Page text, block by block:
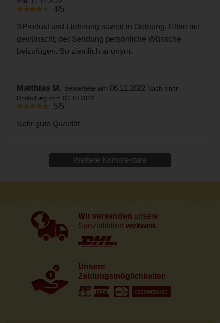
4/5
SProdukt und Lieferung soweit in Ordnung. Hätte mir
gewünscht, der Sendung persönliche Wünsche
beizufügen. So ziemlich anonym.
Matthias M. bewertete am 06.12.2022 Nach einer
Bestellung vom 03.10.2022
5/5
Sehr gute Qualität
Weitere Kommentare
Wir versenden unsere
Spezialitäten weltweit.
Unsere
Zahlungsmöglichkeiten